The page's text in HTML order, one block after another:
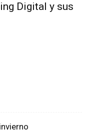
Digital y sus